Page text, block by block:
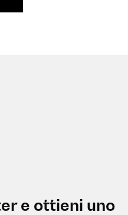
e ottieni uno